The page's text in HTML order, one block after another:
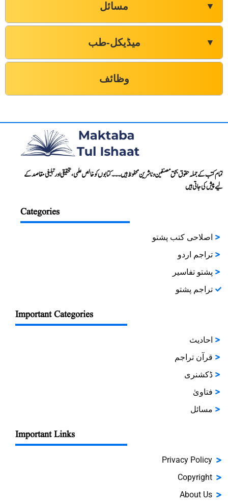
مسائل ▼
میڈیکل-طب ▼
وظائف
تمام کتب کے جملہ حقوق بحق مصنفین و ناشرین محفوظ ہیں۔۔۔ کتابوں کو خالص علمی، تحقیقی اور تبلیغی مقاصد کے
لیے پیش کی جاتی ہیں
Categories
اصلاحی کتب پشتو
تراجم اردو
پشتو تفاسیر
تراجم پشتو
Important Categories
احادیث
قرآن تراجم
ڈکشنری
فتاویٰ
مسائل
Important Links
Privacy Policy
Copyright
About Us